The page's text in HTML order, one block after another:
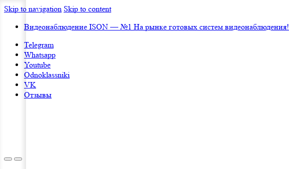
Skip to navigation Skip to content
Видеонаблюдение ISON — №1 На рынке готовых систем видеонаблюдения!
Telegram
Whatsapp
Youtube
Odnoklassniki
VK
Отзывы